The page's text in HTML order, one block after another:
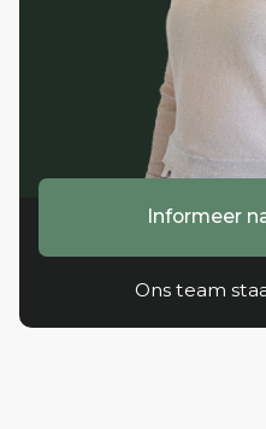
als geïnteresseerde.
Informeer
Ons team